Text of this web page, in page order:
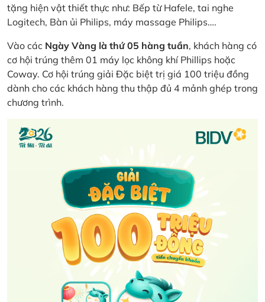
tặng hiện vật thiết thực như: Bếp từ Hafele, tai nghe
Logitech, Bàn ủi Philips, máy massage Philips….
Vào các Ngày Vàng là thứ 05 hàng tuần, khách hàng có
cơ hội trúng thêm 01 máy lọc không khí Phillips hoặc
Coway. Cơ hội trúng giải Đặc biệt trị giá 100 triệu đồng
dành cho các khách hàng thu thập đủ 4 mảnh ghép trong
chương trình.